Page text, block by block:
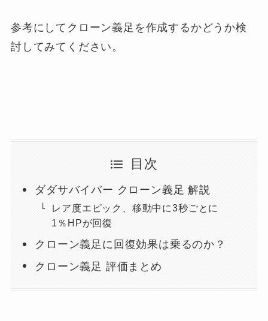
参考にしてクローン義足を作成するかどうか検
討してみてください。
目次
ダダサバイバー クローン義足 解説
レア度エピック、移動中に3秒ごとに
1％HPが回復
クローン義足に回復効果は乗るのか？
クローン義足 評価まとめ